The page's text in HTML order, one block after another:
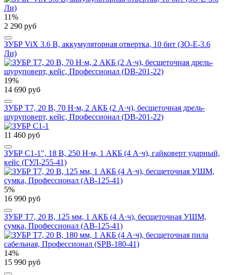
11%
2 290 руб
ЗУБР ViX 3.6 В, аккумуляторная отвертка, 10 бит (ЗО-Е-3.6
Ли)
19%
14 690 руб
ЗУБР Т7, 20 В, 70 Н·м, 2 АКБ (2 А·ч), бесщеточная дрель-
шуруповерт, кейс, Профессионал (DB-201-22)
11 460 руб
ЗУБР С1-1", 18 В, 250 Н·м, 1 АКБ (4 А·ч), гайковерт ударный,
кейс (ГУЛ-255-41)
5%
16 990 руб
ЗУБР Т7, 20 В, 125 мм, 1 АКБ (4 А·ч), бесщеточная УШМ,
сумка, Профессионал (AB-125-41)
14%
15 990 руб